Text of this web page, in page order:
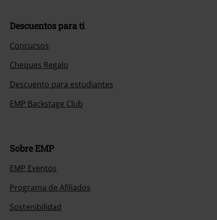
Descuentos para ti
Concursos
Cheques Regalo
Descuento para estudiantes
EMP Backstage Club
Sobre EMP
EMP Eventos
Programa de Afiliados
Sostenibilidad